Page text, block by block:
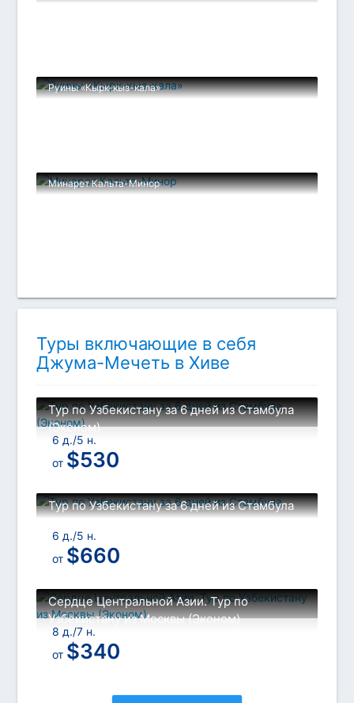
Руины «Кырк-кыз-кала»
Минарет Кальта-Минор
Туры включающие в себя
Джума-Мечеть в Хиве
Тур по Узбекистану за 6 дней из Стамбула
(Эконом)
6 д./5 н.
от $530
Тур по Узбекистану за 6 дней из Стамбула
6 д./5 н.
от $660
Сердце Центральной Азии. Тур по
Узбекистану из Москвы (Эконом)
8 д./7 н.
от $340